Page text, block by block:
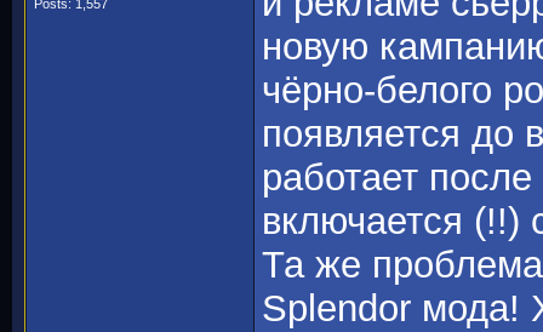
Posts: 1,557
новую
чёрно-белого
появляется до
работает
включается (!!)
Та же
Splendor мода!